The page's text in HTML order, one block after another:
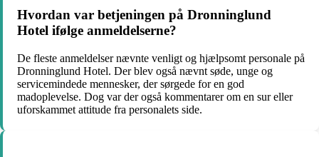
Hvordan var betjeningen på Dronninglund
Hotel ifølge anmeldelserne?
De fleste anmeldelser nævnte venligt og hjælpsomt personale på
Dronninglund Hotel. Der blev også nævnt søde, unge og
servicemindede mennesker, der sørgede for en god
madoplevelse. Dog var der også kommentarer om en sur eller
uforskammet attitude fra personalets side.